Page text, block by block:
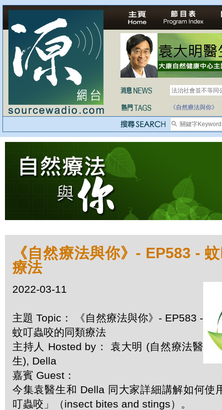
法治社會並不等同
自家教育合法化-
《自然療法與你》
《自然療法與你》- EP583 -
療法
2022-03-11
主題 Topic： 《自然療法與你》- EP583 -
蚊叮蟲咬的同類療法
主持人 Hosted by： 袁大明 (自然療法醫
生), Della
嘉賓 Guest：
今集袁醫生和 Della 同大家詳細講解如何使
叮蟲咬」（insect bites and stings）。